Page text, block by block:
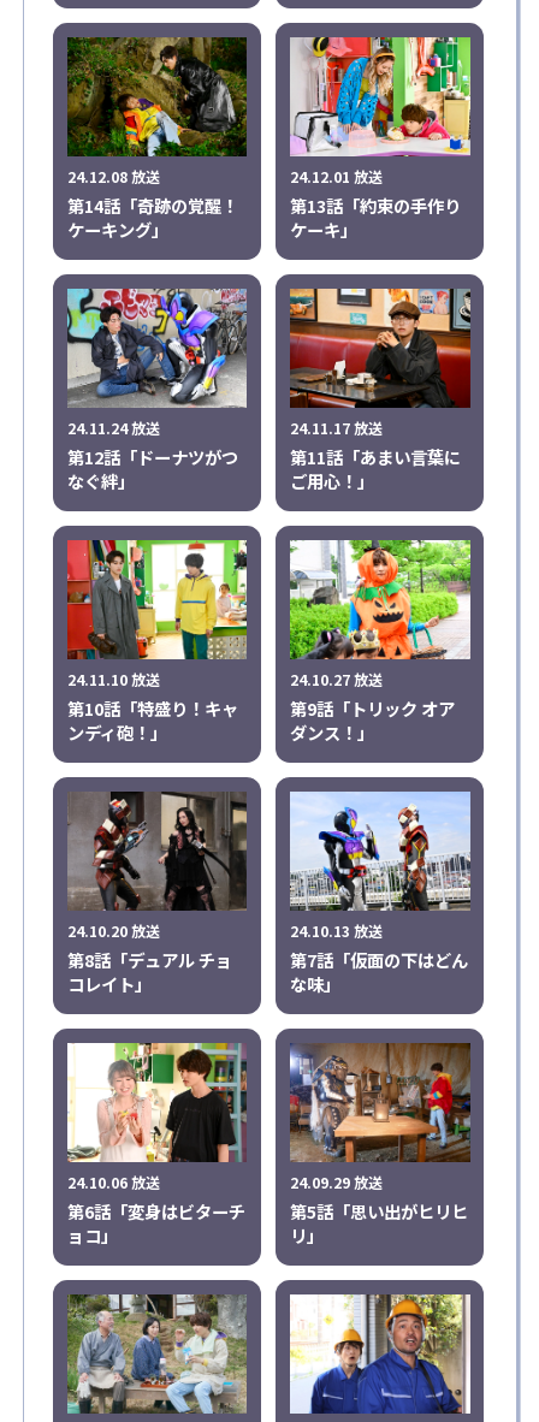
24.12.08 放送
第14話「奇跡の覚醒！
ケーキング」
24.12.01 放送
第13話「約束の手作り
ケーキ」
24.11.24 放送
第12話「ドーナツがつ
なぐ絆」
24.11.17 放送
第11話「あまい言葉に
ご用心！」
24.11.10 放送
第10話「特盛り！キャ
ンディ砲！」
24.10.27 放送
第9話「トリック オア
ダンス！」
24.10.20 放送
第8話「デュアル チョ
コレイト」
24.10.13 放送
第7話「仮面の下はどん
な味」
24.10.06 放送
第6話「変身はビターチ
ョコ」
24.09.29 放送
第5話「思い出がヒリヒ
リ」